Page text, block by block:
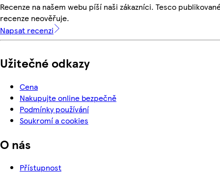
Recenze na našem webu píší naši zákazníci. Tesco
recenze neověřuje.
Napsat recenzi
Užitečné odkazy
Cena
Nakupujte online bezpečně
Podmínky používání
Soukromí a cookies
O nás
Přístupnost